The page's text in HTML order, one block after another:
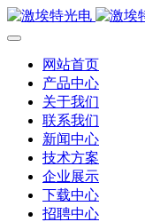
网站首页
产品中心
关于我们
联系我们
新闻中心
技术方案
企业展示
下载中心
招聘中心